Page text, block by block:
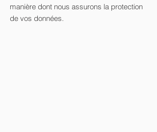
manière dont nous assurons la protection
de vos données.